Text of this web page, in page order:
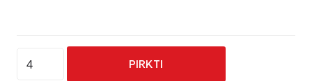
kiekis:
PIRKTI